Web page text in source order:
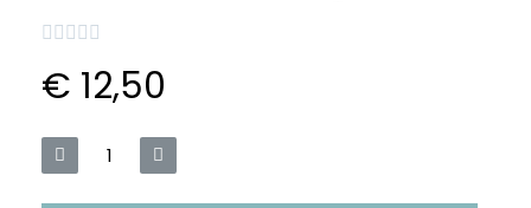
    
€ 12,50